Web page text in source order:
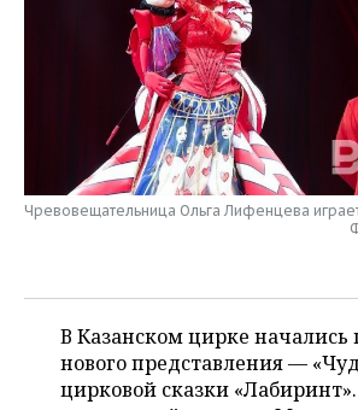
НЕФТЕХИМИЯ
ЭНЕРГЕТИКА
РОЗНИЧНАЯ ТОРГОВЛЯ
ТРАНСПОРТ
НОВОСТИ ТЕХНОЛОГИЙ
ТЕЛЕКОММУНИКАЦИИ
МЕРОПРИЯТИЯ
НОВОСТИ МЕРОПРИЯТИЙ
ВЫЕЗДНАЯ РЕДАКЦИЯ
БИЗНЕС-БРАНЧИ
НОВОСТИ СПОРТА
ФУТБОЛ
ВОЛЕЙБОЛ
ОБЩЕСТВО
НОВОСТИ ОБЩЕСТВА
ИСТОРИЯ
ФОТОГАЛЕРЕЯ
СПРАВОЧНИК
СПИСОК ПЕРСОН
ПОЛНАЯ ВЕРСИЯ
Чревовещательница Ольга Лифенцева
В Казанском цирке начались
нового представления —
цирковой сказки